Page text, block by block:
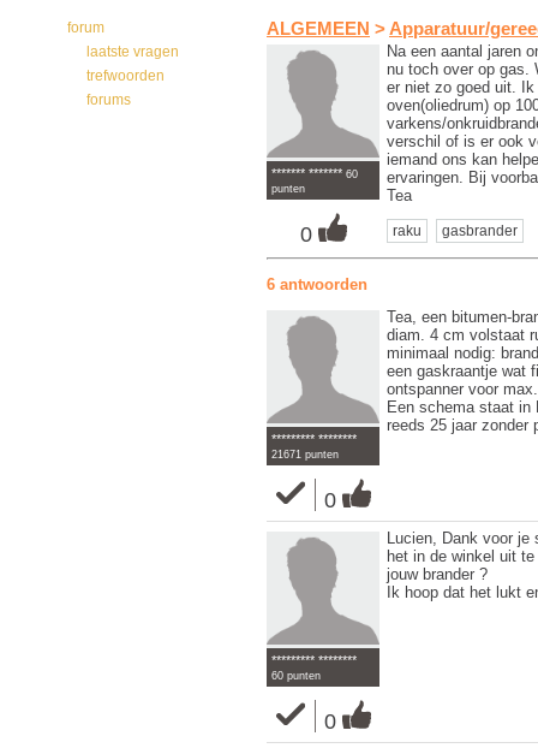
forum
laatste vragen
trefwoorden
forums
ALGEMEEN > Apparatuur/
******* ******* 60
punten
0
Na een aantal jaren
nu toch over op gas.
er niet zo goed uit. Ik
oven(oliedrum) op
varkens/
verschil of is er ook
iemand ons kan
ervaringen. Bij
Tea
raku gasbrander
6 antwoorden
********* ********
21671 punten
0
Tea, een bitumen-
diam. 4 cm volstaat
minimaal nodig:
een gaskraantje wat
ontspanner voor
Een schema staat
reeds 25 jaar zonder
********* ********
60 punten
0
Lucien, Dank voor je
het in de winkel uit
jouw brander ?
Ik hoop dat het lukt